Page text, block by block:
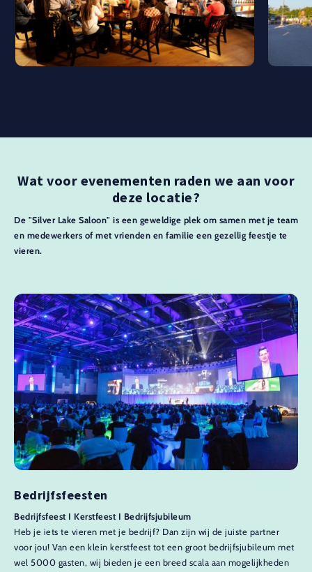
Wat voor evenementen raden we aan voor
deze locatie?
De "Silver Lake Saloon" is een geweldige plek om samen met je team
en medewerkers of met vrienden en familie een gezellig feestje te
vieren.
Bedrijfsfeesten
Bedrijfsfeest I Kerstfeest I Bedrijfsjubileum
Heb je iets te vieren met je bedrijf? Dan zijn wij de juiste partner
voor jou! Van een klein kerstfeest tot een groot bedrijfsjubileum met
wel 5000 gasten, wij bieden je een breed scala aan mogelijkheden